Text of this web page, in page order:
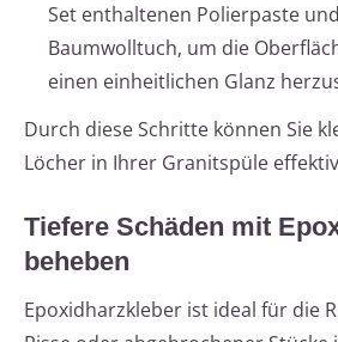
Set enthaltenen Polierpaste
Baumwolltuch, um die
einen einheitlichen Glanz
Durch diese Schritte können Sie
Löcher in Ihrer Granitspüle
Tiefere Schäden mit
beheben
Epoxidharzkleber ist ideal für die